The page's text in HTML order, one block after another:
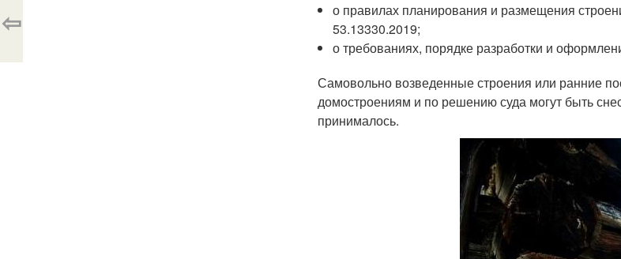
о правилах планирования и размещения
53.13330.2019;
о требованиях, порядке разработки и
Самовольно возведенные строения или ранние
домостроениям и по решению суда могут быть
принималось.
⇦